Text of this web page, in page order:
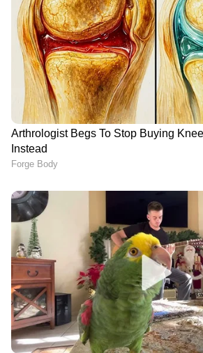
അവഗണിക്കാന്‍ കഴിയാത്ത
അജിത് അഗാര്‍ക്കര്‍
RECOMMENDED STORIES
'പുകയില്ലാതെ തീയില്ല';
രോഹിത് ശര്‍മയുടെ
ഭാവിയെക്കുറിച്ചുള്ള
അഭ്യൂഹങ്ങളില്‍ അശ്വിന്റെ
പ്രതികരണം
റേറ്റ്
വര്‍മ